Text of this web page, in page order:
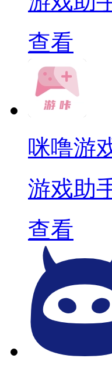
查看
咪噜游
游戏助
查看